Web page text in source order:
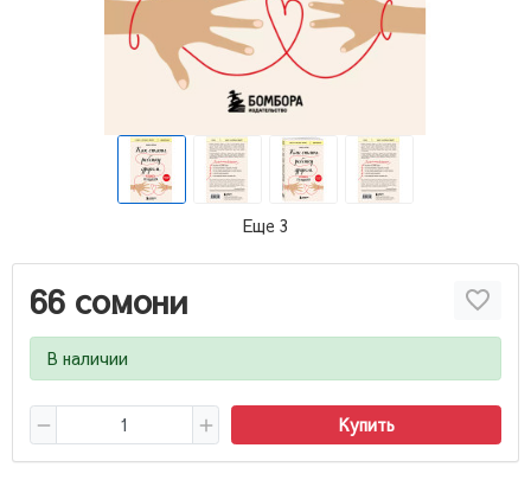
Еще 3
66 сомони
В наличии
Купить